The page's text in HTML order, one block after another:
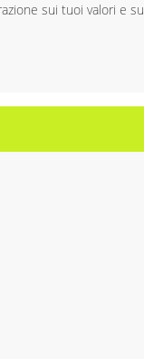
sui tuoi valori e